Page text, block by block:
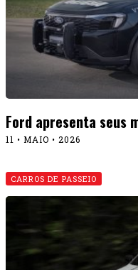
Ford apresenta seus
11 • MAIO • 2026
CARROS DE PASSEIO